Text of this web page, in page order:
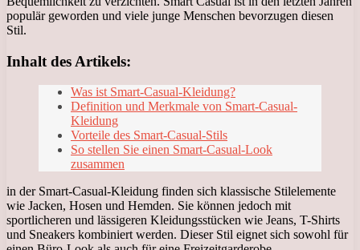
populär geworden und viele junge Menschen bevorzugen diesen
Stil.
Inhalt des Artikels:
Was ist Smart-Casual-Kleidung?
Definition und Merkmale von Smart-Casual-
Kleidung
Vorteile des Smart-Casual-Stils
So stellen Sie einen Smart-Casual-Look
zusammen
in der Smart-Casual-Kleidung finden sich klassische Stilelemente
wie Jacken, Hosen und Hemden. Sie können jedoch mit
sportlicheren und lässigeren Kleidungsstücken wie Jeans, T-Shirts
und Sneakers kombiniert werden. Dieser Stil eignet sich sowohl für